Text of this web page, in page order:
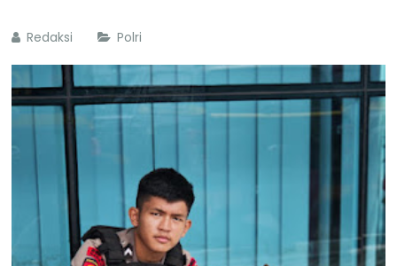
Redaksi Polri